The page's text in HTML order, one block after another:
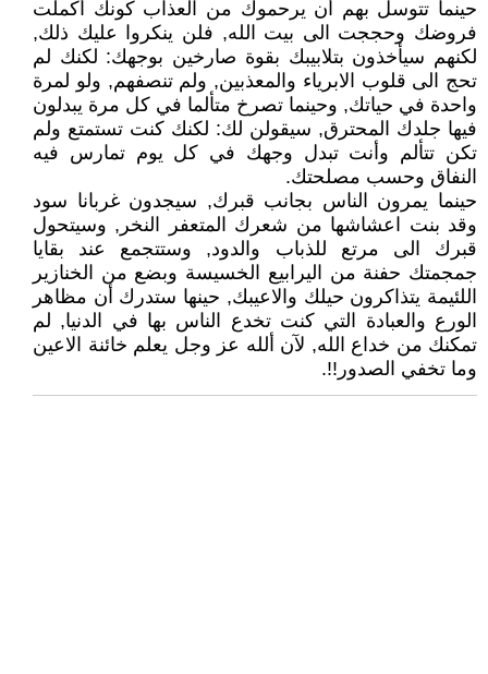
حينما تتوسل بهم أن يرحموك من العذاب كونك أكملت
فروضك وحججت الى بيت الله, فلن ينكروا عليك ذلك,
لكنهم سيأخذون بتلابيبك بقوة صارخين بوجهك: لكنك لم
تحج الى قلوب الابرياء والمعذبين, ولم تنصفهم, ولو لمرة
واحدة في حياتك, وحينما تصرخ متألما في كل مرة يبدلون
فيها جلدك المحترق, سيقولن لك: لكنك كنت تستمتع ولم
تكن تتألم وأنت تبدل وجهك في كل يوم تمارس فيه
النفاق وحسب مصلحتك.
حينما يمرون الناس بجانب قبرك, سيجدون غربانا سود
وقد بنت اعشاشها من شعرك المتعفر النخر, وسيتحول
قبرك الى مرتع للذباب والدود, وستتجمع عند بقايا
جمجمتك حفنة من اليرابيع الخسيسة وبضع من الخنازير
اللئيمة يتذاكرون حيلك والاعيبك, حينها ستدرك أن مظاهر
الورع والعبادة التي كنت تخدع الناس بها في الدنيا, لم
تمكنك من خداع الله, لآن ألله عز وجل يعلم خائنة الاعين
وما تخفي الصدور!!.